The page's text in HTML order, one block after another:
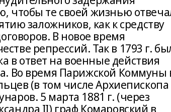
чтобы те своей жизнью
заложников, как к средству
В новое время
репрессий. Так в 1793 г.
в ответ на военные действия
Во время Парижской Коммуны
(в том числе Архиепископа
5 марта 1881 г. (через
II) граф Комаровский в